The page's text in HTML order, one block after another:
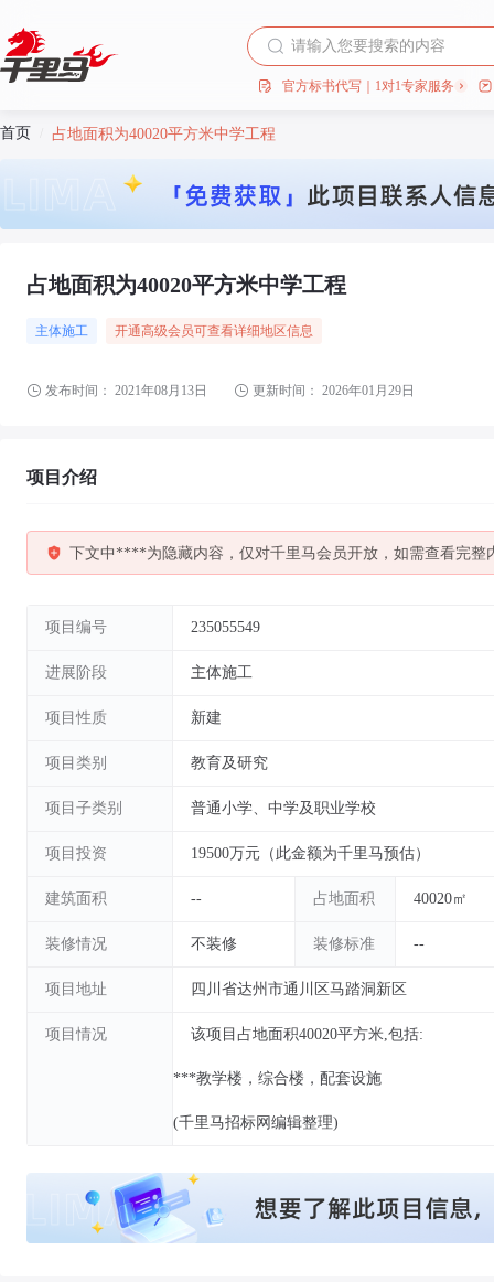
官方标书代写｜1对1专家服务
首页 占地面积为40020平方米中学工程
占地面积为40020平方米中学工程
主体施工 开通高级会员可查看详细地区信息
发布时间： 2021年08月13日 更新时间： 2026年01月29日
项目介绍
下文中****为隐藏内容，仅对千里马会员开放，如需查看完整
项目编号 235055549
进展阶段 主体施工
项目性质 新建
项目类别 教育及研究
项目子类别 普通小学、中学及职业学校
项目投资 19500万元（此金额为千里马预估）
建筑面积 -- 占地面积 40020㎡
装修情况 不装修 装修标准 --
项目地址 四川省达州市通川区马踏洞新区
项目情况 该项目占地面积40020平方米,包括:
***教学楼，综合楼，配套设施
(千里马招标网编辑整理)